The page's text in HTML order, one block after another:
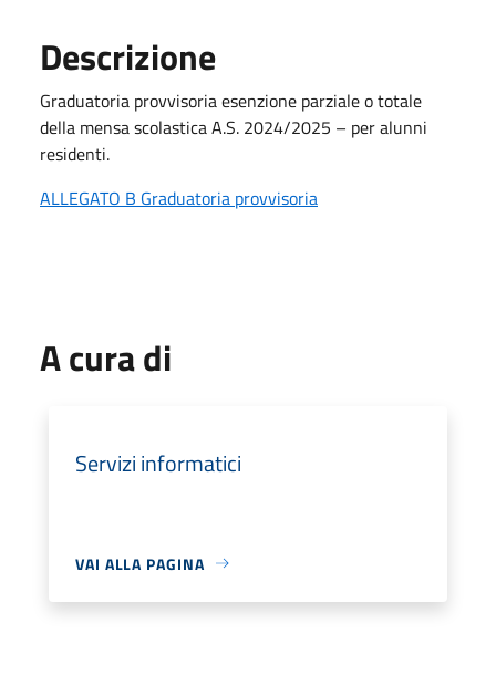
Descrizione
Graduatoria provvisoria esenzione parziale o totale
della mensa scolastica A.S. 2024/2025 – per alunni
residenti.
ALLEGATO B Graduatoria provvisoria
A cura di
Servizi informatici
VAI ALLA PAGINA